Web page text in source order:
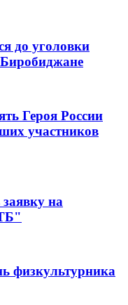
до уголовки
Героя России
участников
на
физкультурника